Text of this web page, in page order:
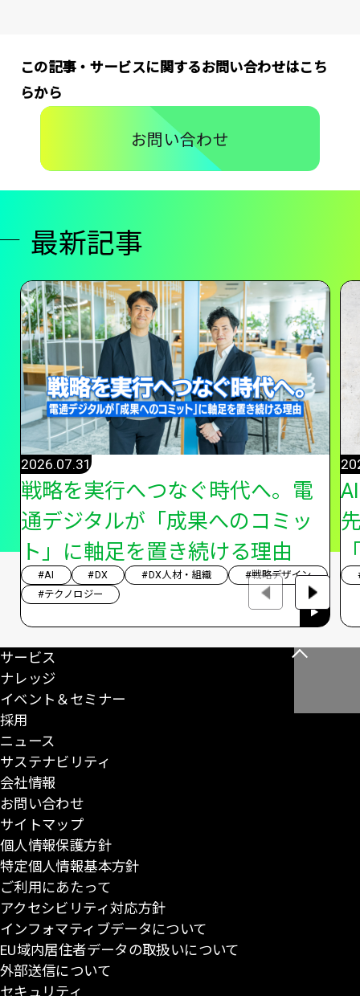
この記事・サービスに関するお問い合わせはこち
らから
お問い合わせ
最新記事
戦略を実行へつなぐ時代へ。電
通デジタルが「成果へのコミッ
ト」に軸足を置き続ける理由
2026.07.31
#AI #DX #DX人材・組織
#戦略デザイン
#テクノロジー
こ
サービス
ナレッジ
イベント＆セミナー
採用
ニュース
サステナビリティ
会社情報
お問い合わせ
サイトマップ
個人情報保護方針
特定個人情報基本方針
ご利用にあたって
アクセシビリティ対応方針
インフォマティブデータについて
EU域内居住者データの取扱いについて
外部送信について
セキュリティ